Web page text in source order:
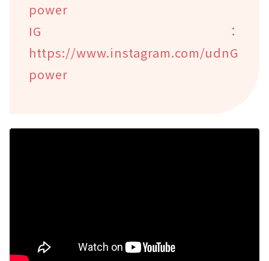
power
IG：
https://www.instagram.com/udnG
power